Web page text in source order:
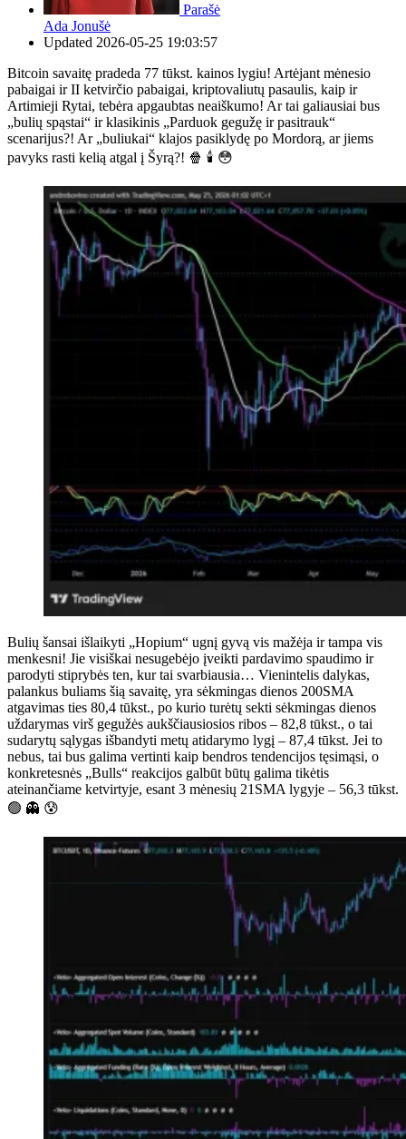
Parašė
Ada Jonušė
Updated 2026-05-25 19:03:57
Bitcoin savaitę pradeda 77 tūkst. kainos lygiu! Artėjant mėnesio
pabaigai ir II ketvirčio pabaigai, kriptovaliutų pasaulis, kaip ir
Artimieji Rytai, tebėra apgaubtas neaiškumo! Ar tai galiausiai bus
„bulių spąstai“ ir klasikinis „Parduok gegužę ir pasitrauk“
scenarijus?! Ar „buliukai“ klajos pasiklydę po Mordorą, ar jiems
pavyks rasti kelią atgal į Šyrą?! 🍿 🕯 😳
Bulių šansai išlaikyti „Hopium“ ugnį gyvą vis mažėja ir tampa vis
menkesni! Jie visiškai nesugebėjo įveikti pardavimo spaudimo ir
parodyti stiprybės ten, kur tai svarbiausia… Vienintelis dalykas,
palankus buliams šią savaitę, yra sėkmingas dienos 200SMA
atgavimas ties 80,4 tūkst., po kurio turėtų sekti sėkmingas dienos
uždarymas virš gegužės aukščiausiosios ribos – 82,8 tūkst., o tai
sudarytų sąlygas išbandyti metų atidarymo lygį – 87,4 tūkst. Jei to
nebus, tai bus galima vertinti kaip bendros tendencijos tęsimąsi, o
konkretesnės „Bulls“ reakcijos galbūt būtų galima tikėtis
ateinančiame ketvirtyje, esant 3 mėnesių 21SMA lygyje – 56,3 tūkst.
🟢 👻 😰